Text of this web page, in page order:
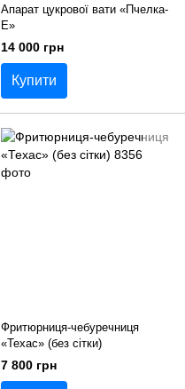
Апарат цукрової вати «Пчелка-
Е»
14 000 грн
Купити
Фритюрниця-чебуречниця
«Техас» (без сітки)
7 800 грн